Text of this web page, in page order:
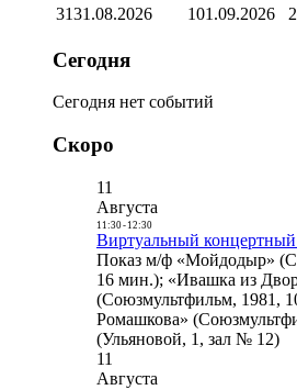
3131.08.2026 101.09.2026 2
Сегодня
Сегодня нет событий
Скоро
11
Августа
11:30- 12:30
Виртуальный концертный
Показ м/ф «Мойдодыр»
16 мин.); «Ивашка из
(Союзмультфильм, 1981,
Ромашкова»
(Ульяновой, 1, зал № 12)
11
Августа